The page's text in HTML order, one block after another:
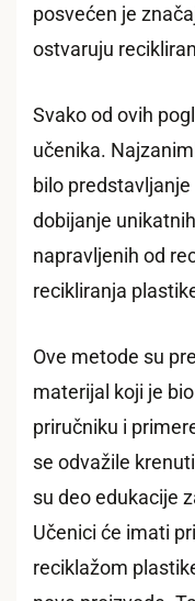
posvećen je
ostvaruju
Svako od ovih
učenika.
bilo
dobijanje
napravljenih od
recikliranja
Ove metode su
materijal koji je
priručniku i
se odvažile
su deo edukacije
Učenici će imati
reciklažom